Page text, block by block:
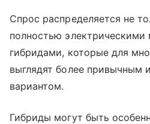
Спрос распределяется не
полностью
гибридами, которые для
выглядят более привычным
вариантом.
Гибриды могут быть